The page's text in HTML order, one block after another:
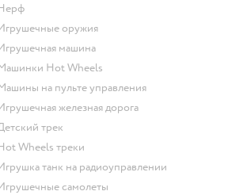
Нерф
Игрушечные оружия
Игрушечная машина
Машинки Hot Wheels
Машины на пульте управления
Игрушечная железная дорога
Детский трек
Hot Wheels треки
Игрушка танк на радиоуправлении
Игрушечные самолеты